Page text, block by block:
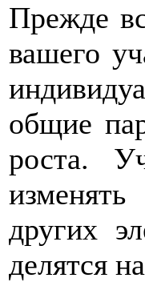
Прежде
вашего
общие
роста.
изменять
других
делятся